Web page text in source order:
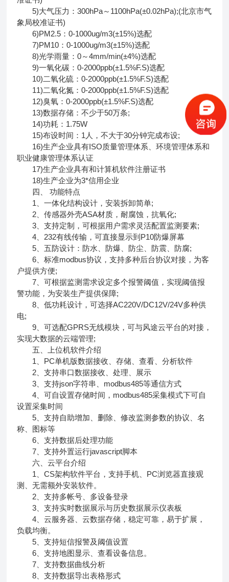
5)大气压力：300hPa～1100hPa(±0.02hPa);(北京市气
象局校准证书)
6)PM2.5：0-1000ug/m3(±15%)选配
7)PM10：0-1000ug/m3(±15%)选配
8)光学雨量：0～4mm/min(±4%)选配
9)一氧化碳：0-2000ppb(±1.5%F.S)选配
10)二氧化硫：0-2000ppb(±1.5%F.S)选配
11)二氧化氮：0-2000ppb(±1.5%F.S)选配
12)臭氧：0-2000ppb(±1.5%F.S)选配
13)数据存储：不少于50万条;
14)功耗：1.75W
15)布设时间：1人，不大于30分钟完成布设;
16)生产企业具有ISO质量管理体系、环境管理体系和
职业健康管理体系认证
17)生产企业具有和计算机软件注册证书
18)生产企业为3*信用企业
四、 功能特点
1、一体化结构设计，安装拆卸简单;
2、传感器外壳ASA材质，耐腐蚀，抗氧化;
3、支持定制，可根据用户需求灵活配置监测要素;
4、232有线传输，可直接显示到P10防爆屏幕
5、五防设计：防水、防爆、防尘、防震、防腐;
6、标准modbus协议，支持多种后台协议对接，为客
户提供方便;
7、可根据监测需求设定多个报警阈值，实现阈值报
警功能，为安装生产提供保障;
8、低功耗设计，可选择AC220V/DC12V/24V多种供
电;
9、可选配GPRS无线模块，可与风途云平台的对接，
实现大数据的云端管理;
五、上位机软件介绍
1、PC单机版数据接收、存储、查看、分析软件
2、支持串口数据接收、处理、展示
3、支持json字符串、modbus485等通信方式
4、可自设置存储时间，modbus485采集模式下可自
设置采集时间
5、支持自助增加、删除、修改监测参数的协议、名
称、图标等
6、支持数据后处理功能
7、支持外置运行javascript脚本
六、云平台介绍
1、CS架构软件平台，支持手机、PC浏览器直接观
测、无需额外安装软件。
2、支持多帐号、多设备登录
3、支持实时数据展示与历史数据展示仪表板
4、云服务器、云数据存储，稳定可靠，易于扩展，
负载均衡。
5、支持短信报警及阈值设置
6、支持地图显示、查看设备信息。
7、支持数据曲线分析
8、支持数据导出表格形式